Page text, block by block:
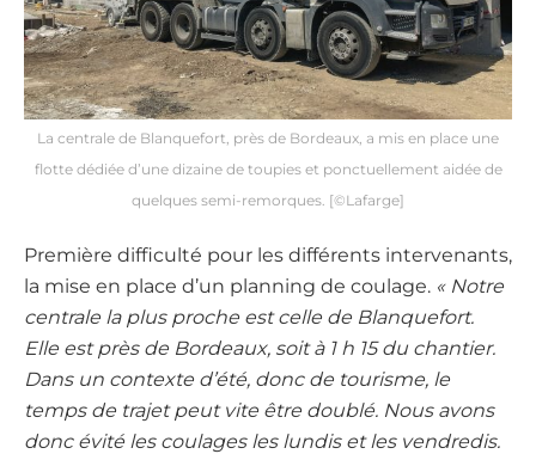
La centrale de Blanquefort, près de Bordeaux, a mis en place une
flotte dédiée d’une dizaine de toupies et ponctuellement aidée de
quelques semi-remorques. [©Lafarge]
Première difficulté pour les différents intervenants,
la mise en place d’un planning de coulage. « Notre
centrale la plus proche est celle de Blanquefort.
Elle est près de Bordeaux, soit à 1 h 15 du chantier.
Dans un contexte d’été, donc de tourisme, le
temps de trajet peut vite être doublé. Nous avons
donc évité les coulages les lundis et les vendredis.